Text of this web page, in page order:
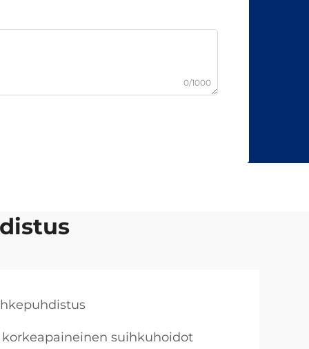
0/1000
korkeapaineinen suihkuhoidot